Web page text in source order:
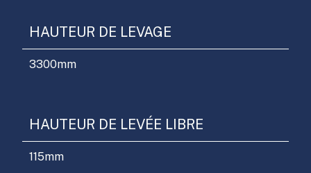
HAUTEUR DE LEVAGE
3300mm
HAUTEUR DE LEVÉE LIBRE
115mm